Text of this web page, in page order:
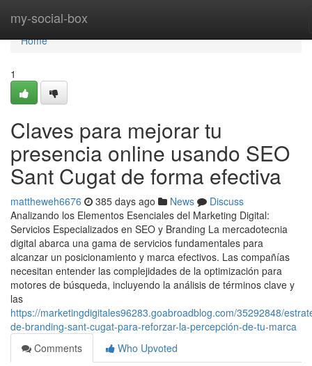
my-social-box
Home
Home
1
Claves para mejorar tu
presencia online usando SEO
Sant Cugat de forma efectiva
mattheweh6676 385 days ago News
Discuss
Analizando los Elementos Esenciales del Marketing Digital:
Servicios Especializados en SEO y Branding La mercadotecnia
digital abarca una gama de servicios fundamentales para
alcanzar un posicionamiento y marca efectivos. Las compañías
necesitan entender las complejidades de la optimización para
motores de búsqueda, incluyendo la análisis de términos clave y
las
https://marketingdigitales96283.goabroadblog.com/35292848/
de-branding-sant-cugat-para-reforzar-la-percepción-de-tu-marca
Comments
Who Upvoted